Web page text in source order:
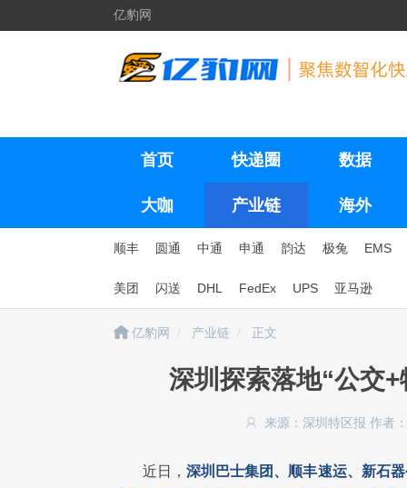
亿豹网
首页 快递圈 数据
大咖 产业链 海外
顺丰 圆通 中通 申通 韵达 极兔 EMS
美团 闪送 DHL FedEx UPS 亚马逊
亿豹网 产业链 正文
深圳探索落地“公交
来源：深圳特区报 作者
近日，深圳巴士集团、顺丰速运、新石